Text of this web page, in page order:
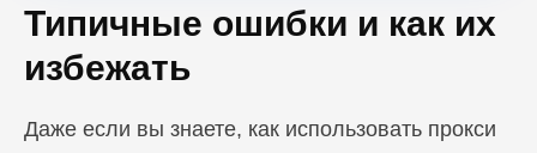
Типичные ошибки и как их
избежать
Даже если вы знаете, как использовать прокси